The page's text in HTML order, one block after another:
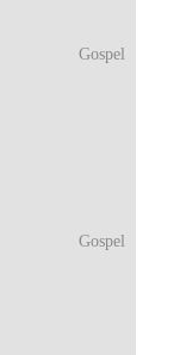
Gospel
Gospel